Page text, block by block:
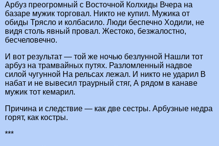
Арбуз преогромный с Восточной Колхиды Вчера на
базаре мужик торговал. Никто не купил. Мужика от
обиды Трясло и колбасило. Люди беспечно Ходили, не
видя столь явный провал. Жестоко, безжалостно,
бесчеловечно.
И вот результат — той же ночью безлунной Нашли тот
арбуз на трамвайных путях. Разломленный надвое
силой чугунной На рельсах лежал. И никто не ударил В
набат и не вывесил траурный стяг, А рядом в канаве
мужик тот кемарил.
Причина и следствие — как две сестры. Арбузные недра
горят, как костры.
***